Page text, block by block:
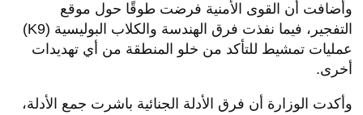
وأضافت أن القوى الأمنية فرضت طوقًا حول موقع
التفجير، فيما نفذت فرق الهندسة والكلاب البوليسية (K9)
عمليات تمشيط للتأكد من خلو المنطقة من أي تهديدات
أخرى.
وأكدت الوزارة أن فرق الأدلة الجنائية باشرت جمع الأدلة،